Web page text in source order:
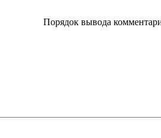
Порядок вывода